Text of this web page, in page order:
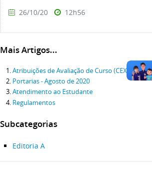
26/10/20 12h56
Mais Artigos...
Atribuições de Avaliação de Curso (CEX)
Portarias - Agosto de 2020
Atendimento ao Estudante
Regulamentos
Subcategorias
Editoria A